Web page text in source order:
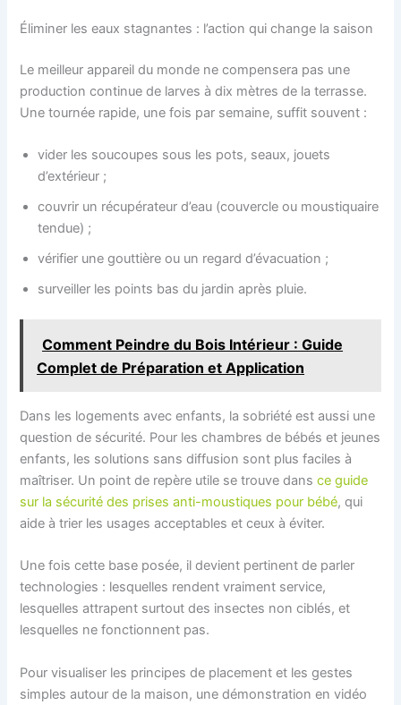
Éliminer les eaux stagnantes : l’action qui change la saison
Le meilleur appareil du monde ne compensera pas une
production continue de larves à dix mètres de la terrasse.
Une tournée rapide, une fois par semaine, suffit souvent :
vider les soucoupes sous les pots, seaux, jouets
d’extérieur ;
couvrir un récupérateur d’eau (couvercle ou moustiquaire
tendue) ;
vérifier une gouttière ou un regard d’évacuation ;
surveiller les points bas du jardin après pluie.
Comment Peindre du Bois Intérieur : Guide
Complet de Préparation et Application
Dans les logements avec enfants, la sobriété est aussi une
question de sécurité. Pour les chambres de bébés et jeunes
enfants, les solutions sans diffusion sont plus faciles à
maîtriser. Un point de repère utile se trouve dansce guide
sur la sécurité des prises anti-moustiques pour bébé, qui
aide à trier les usages acceptables et ceux à éviter.
Une fois cette base posée, il devient pertinent de parler
technologies : lesquelles rendent vraiment service,
lesquelles attrapent surtout des insectes non ciblés, et
lesquelles ne fonctionnent pas.
Pour visualiser les principes de placement et les gestes
simples autour de la maison, une démonstration en vidéo